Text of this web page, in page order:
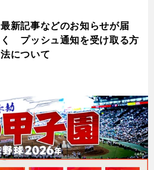
最新記事などのお知らせが届
く プッシュ通知を受け取る方
法について